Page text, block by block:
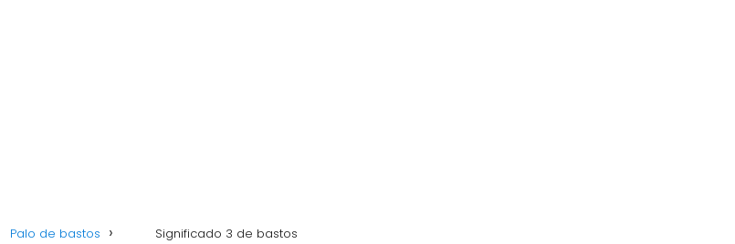
Palo de bastos Significado 3 de bastos